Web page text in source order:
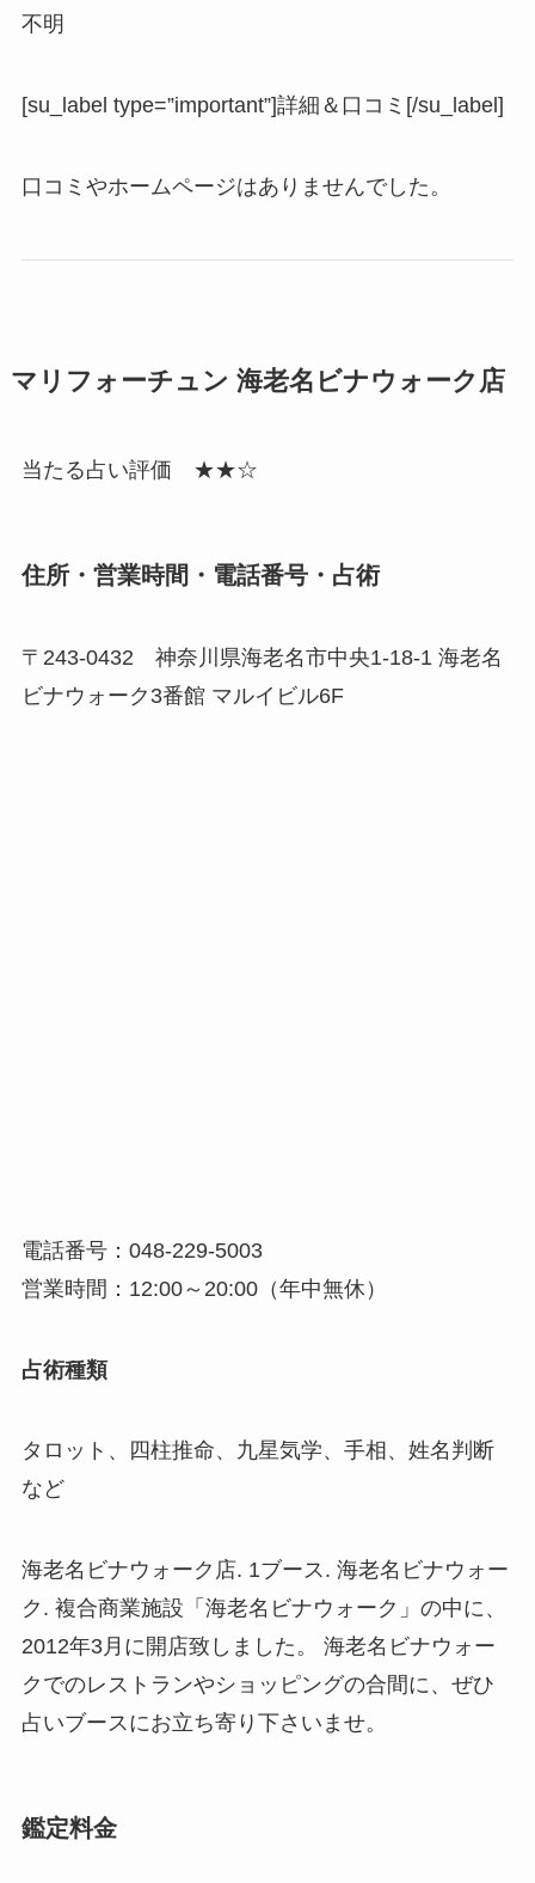
不明
[su_label type=”important”]詳細＆口コミ[/su_label]
口コミやホームページはありませんでした。
マリフォーチュン 海老名ビナウォーク店
当たる占い評価 ★★☆
住所・営業時間・電話番号・占術
〒243-0432 神奈川県海老名市中央1-18-1 海老名
ビナウォーク3番館 マルイビル6F
電話番号：048-229-5003
営業時間：12:00～20:00（年中無休）
占術種類
タロット、四柱推命、九星気学、手相、姓名判断
など
海老名ビナウォーク店. 1ブース. 海老名ビナウォー
ク. 複合商業施設「海老名ビナウォーク」の中に、
2012年3月に開店致しました。 海老名ビナウォー
クでのレストランやショッピングの合間に、ぜひ
占いブースにお立ち寄り下さいませ。
鑑定料金